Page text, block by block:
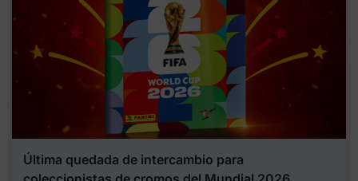
Última quedada de intercambio para